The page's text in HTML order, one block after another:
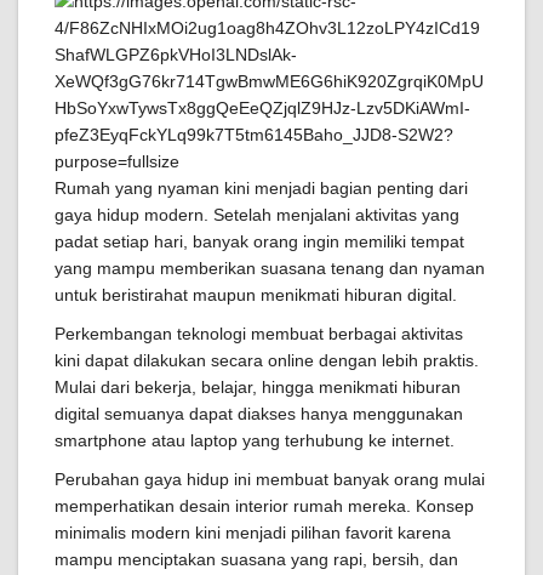
Rumah yang nyaman kini menjadi bagian penting dari
gaya hidup modern. Setelah menjalani aktivitas yang
padat setiap hari, banyak orang ingin memiliki tempat
yang mampu memberikan suasana tenang dan nyaman
untuk beristirahat maupun menikmati hiburan digital.
Perkembangan teknologi membuat berbagai aktivitas
kini dapat dilakukan secara online dengan lebih praktis.
Mulai dari bekerja, belajar, hingga menikmati hiburan
digital semuanya dapat diakses hanya menggunakan
smartphone atau laptop yang terhubung ke internet.
Perubahan gaya hidup ini membuat banyak orang mulai
memperhatikan desain interior rumah mereka. Konsep
minimalis modern kini menjadi pilihan favorit karena
mampu menciptakan suasana yang rapi, bersih, dan